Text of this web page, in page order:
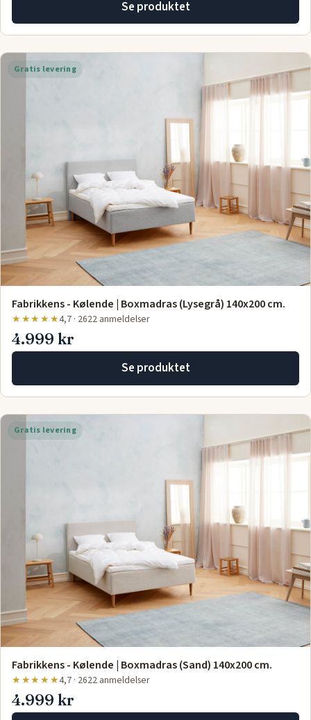
Se produktet
Gratis levering
Fabrikkens - Kølende | Boxmadras (Lysegrå) 140x200 cm.
★★★★★4,7 · 2622 anmeldelser
4.999 kr
Se produktet
Gratis levering
Fabrikkens - Kølende | Boxmadras (Sand) 140x200 cm.
★★★★★4,7 · 2622 anmeldelser
4.999 kr